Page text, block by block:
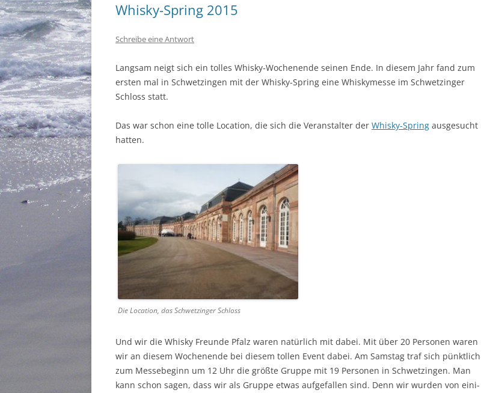
Whisky-Spring 2015
Schreibe eine Antwort
Langsam neigt sich ein tolles Whisky-Woch­enende seinen Ende. In diesem Jahr fand zum
ersten mal in Schwet­zin­gen mit der Whisky-Spring eine Whiskymesse im Schwet­zinger
Schloss statt.
Das war schon eine tolle Loca­tion, die sich die Ver­anstal­ter der Whisky-Spring aus­ge­sucht
hatten.
Die Loca­tion, das Schwet­zinger Schloss
Und wir die Whisky Fre­unde Pfalz waren natür­lich mit dabei. Mit über 20 Per­so­n­en waren
wir an diesem Woch­enende bei diesem tollen Event dabei. Am Sam­stag traf sich pünk­tlich
zum Messe­be­ginn um 12 Uhr die größte Gruppe mit 19 Per­so­n­en in Schwet­zin­gen. Man
kann schon sagen, dass wir als Gruppe etwas aufge­fall­en sind. Denn wir wur­den von eini­